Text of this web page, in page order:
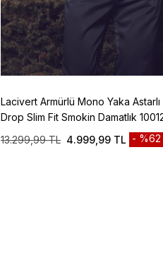
Lacivert Armürlü Mono Yaka
Drop Slim Fit Smokin Damatlık
13.299,99 TL 4.999,99 TL %62